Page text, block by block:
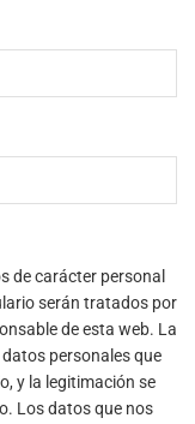
de carácter personal
serán tratados por
de esta web. La
personales que
y la legitimación se
Los datos que nos